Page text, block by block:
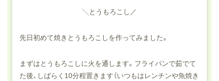
╲とうもろこし／
先日初めて焼きとうもろこしを作ってみました。
まずはとうもろこしに火を通します。フライパンで茹でて
た後、しばらく10分程置きます（いつもはレンチンや魚焼き